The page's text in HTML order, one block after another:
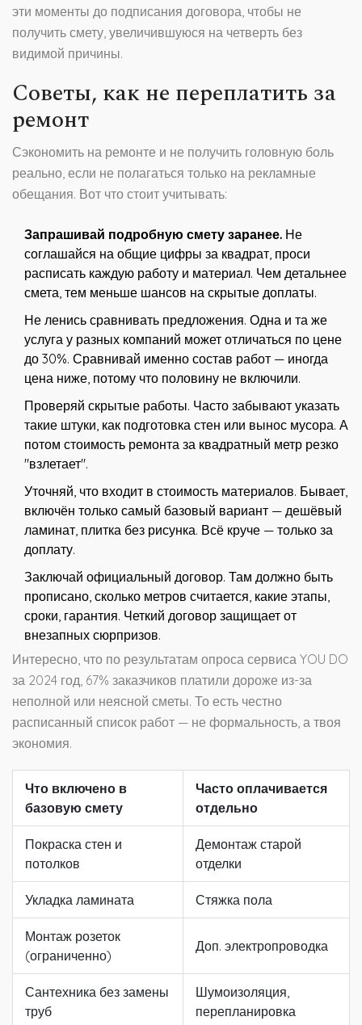
эти моменты до подписания договора, чтобы не
получить смету, увеличившуюся на четверть без
видимой причины.
Советы, как не переплатить за
ремонт
Сэкономить на ремонте и не получить головную боль
реально, если не полагаться только на рекламные
обещания. Вот что стоит учитывать:
Запрашивай подробную смету заранее. Не
соглашайся на общие цифры за квадрат, проси
расписать каждую работу и материал. Чем детальнее
смета, тем меньше шансов на скрытые доплаты.
Не ленись сравнивать предложения. Одна и та же
услуга у разных компаний может отличаться по цене
до 30%. Сравнивай именно состав работ — иногда
цена ниже, потому что половину не включили.
Проверяй скрытые работы. Часто забывают указать
такие штуки, как подготовка стен или вынос мусора. А
потом стоимость ремонта за квадратный метр резко
"взлетает".
Уточняй, что входит в стоимость материалов. Бывает,
включён только самый базовый вариант — дешёвый
ламинат, плитка без рисунка. Всё круче — только за
доплату.
Заключай официальный договор. Там должно быть
прописано, сколько метров считается, какие этапы,
сроки, гарантия. Четкий договор защищает от
внезапных сюрпризов.
Интересно, что по результатам опроса сервиса YOU DO
за 2024 год, 67% заказчиков платили дороже из-за
неполной или неясной сметы. То есть честно
расписанный список работ — не формальность, а твоя
экономия.
Что включено в
базовую смету
Часто оплачивается
отдельно
Покраска стен и
потолков
Демонтаж старой
отделки
Укладка ламината Стяжка пола
Монтаж розеток
(ограниченно)
Доп. электропроводка
Сантехника без замены
труб
Шумоизоляция,
перепланировка